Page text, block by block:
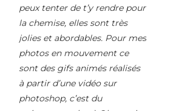
peux tenter de t’y rendre pour
la chemise, elles sont très
jolies et abordables. Pour mes
photos en mouvement ce
sont des gifs animés réalisés
à partir d’une vidéo sur
photoshop, c’est du